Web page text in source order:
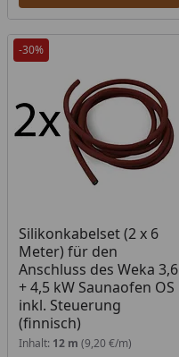
-30%
Silikonkabelset (2 x 6
Meter) für den
Anschluss des Weka 3,6
+ 4,5 kW Saunaofen OS
inkl. Steuerung
(finnisch)
Inhalt: 12 m (9,20 €/m)